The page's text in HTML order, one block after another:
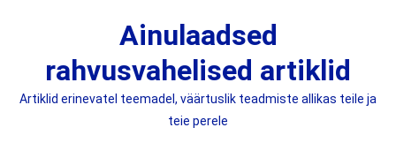
Ainulaadsed
rahvusvahelised artiklid
Artiklid erinevatel teemadel, väärtuslik teadmiste allikas teile ja
teie perele